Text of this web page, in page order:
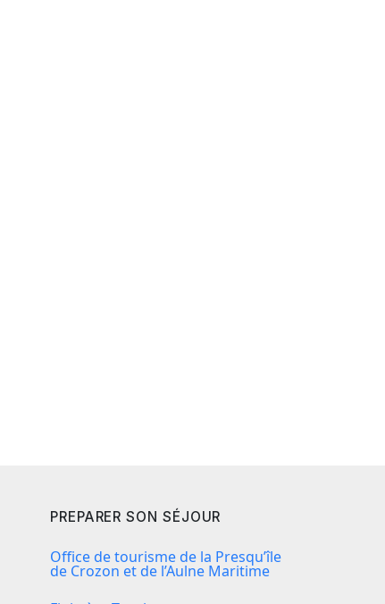
PREPARER SON SÉJOUR
Office de tourisme de la Presqu’île
de Crozon et de l’Aulne Maritime